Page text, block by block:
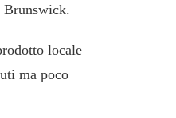
Brunswick.
locale
ma poco